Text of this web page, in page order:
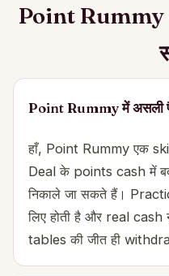
Point Rummy
Point Rummy में असली
हाँ, Point Rummy एक
Deal के points cash में
निकाले जा सकते हैं।
लिए होती है और real cash
tables की जीत ही